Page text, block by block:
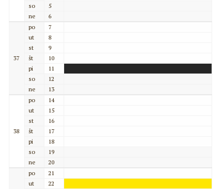
so
5
ne
6
37
po
7
ut
8
st
9
št
10
pi
11
so
12
ne
13
38
po
14
ut
15
st
16
št
17
pi
18
so
19
ne
20
po
21
ut
22